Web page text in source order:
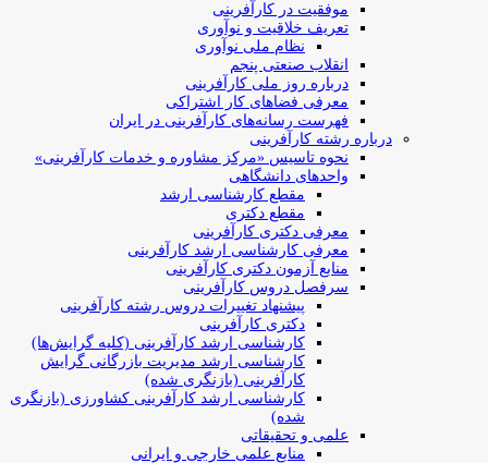
موفقیت در کارآفرینی
تعریف خلاقیت و نوآوری
نظام ملی نوآوری
انقلاب صنعتی پنجم
درباره روز ملی کارآفرینی
معرفی فضاهای کار اشتراکی
فهرست رسانه‌های کارآفرینی در ایران
درباره رشته کارآفرینی
نحوه تاسیس «مرکز مشاوره و خدمات کارآفرینی»
واحدهای دانشگاهی
مقطع کارشناسی ارشد
مقطع دکتری
معرفی دکتری کارآفرینی
معرفی کارشناسی ارشد کارآفرینی
منابع آزمون دکتری کارآفرینی
سرفصل دروس کارآفرینی
پیشنهاد تغییرات دروس رشته کارآفرینی
دکتری کارآفرینی
کارشناسی ارشد کارآفرینی (کلیه گرایش‌ها)
کارشناسی ارشد مدیریت بازرگانی گرایش
کارآفرینی (بازنگری شده)
کارشناسی ارشد کارآفرینی کشاورزی (بازنگری
شده)
علمی و تحقیقاتی
منابع علمی خارجی و ایرانی